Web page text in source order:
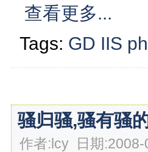
查看更多...
Tags: GD IIS
骚归骚,骚有骚
作者:lcy 日期:2008-